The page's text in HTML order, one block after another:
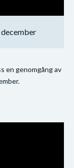
en genomgång av